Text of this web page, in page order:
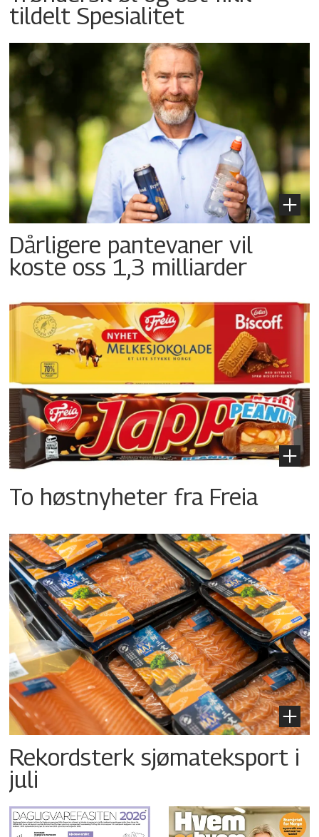
tildelt Spesialitet
Dårligere pantevaner vil
koste oss 1,3 milliarder
To høstnyheter fra Freia
Rekordsterk sjømateksport i
juli